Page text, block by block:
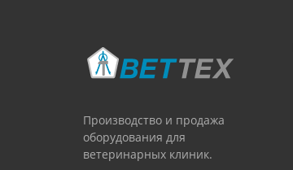
Производство и продажа
оборудования для
ветеринарных клиник.